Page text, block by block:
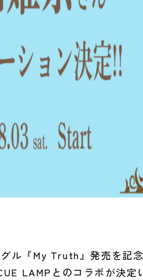
ル『My Truth』発売を記
LAMPとのコラボが決定